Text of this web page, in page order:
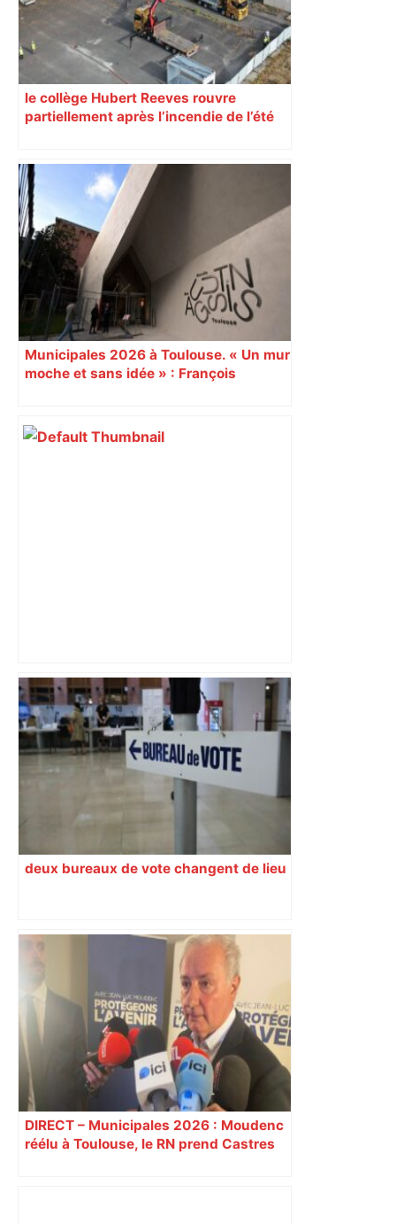
le collège Hubert Reeves rouvre
partiellement après l’incendie de l’été
Municipales 2026 à Toulouse. « Un mur
moche et sans idée » : François
Augustins
Alliance PS/LFI à Toulouse : Marc
Sztulman claque la porte – RMC
deux bureaux de vote changent de lieu
DIRECT – Municipales 2026 : Moudenc
réélu à Toulouse, le RN prend Castres